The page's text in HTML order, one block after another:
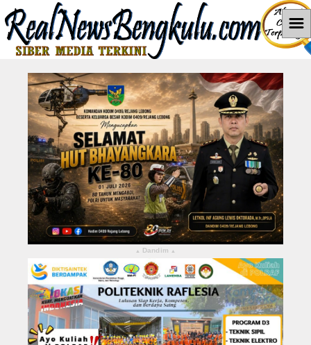
Home
News
Hukum dan Kriminal
Politik
Pendidikan
Pemerintahan
Berita Utama
LEBONG
KABUPATEN KEPAHIANG
KABUPATEN REJANG LEBONG
☰
▴ Dandim ▴